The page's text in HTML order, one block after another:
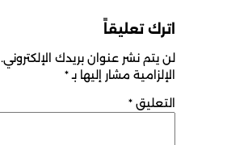
اترك تعليقاً
لن يتم نشر عنوان بريدك الإلكتروني.
الإلزامية مشار إليها بـ*
التعليق *